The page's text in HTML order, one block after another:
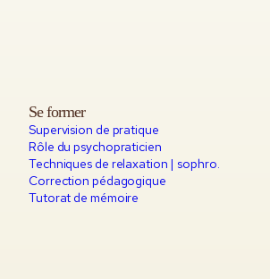
Se former
Supervision de pratique
Rôle du psychopraticien
Techniques de relaxation | sophro.
Correction pédagogique
Tutorat de mémoire